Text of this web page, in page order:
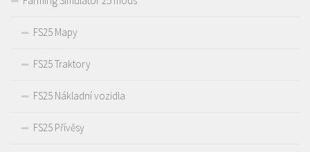
FS25 Mapy
FS25 Traktory
FS25 Nákladní vozidla
FS25 Přívěsy